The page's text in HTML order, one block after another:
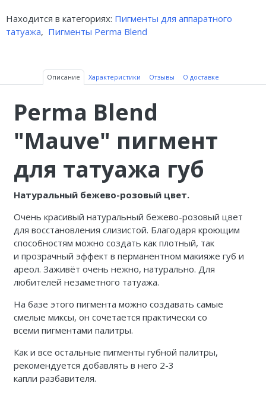
Находится в категориях: Пигменты для аппаратного
татуажа, Пигменты Perma Blend
Описание Характеристики Отзывы О доставке
Perma Blend
"Mauve" пигмент
для татуажа губ
Натуральный бежево-розовый цвет.
Очень красивый натуральный бежево-розовый цвет
для восстановления слизистой. Благодаря кроющим
способностям можно создать как плотный, так
и прозрачный эффект в перманентном макияже губ и
ареол. Заживёт очень нежно, натурально. Для
любителей незаметного татуажа.
На базе этого пигмента можно создавать самые
смелые миксы, он сочетается практически со
всеми пигментами палитры.
Как и все остальные пигменты губной палитры,
рекомендуется добавлять в него 2-3
капли разбавителя.